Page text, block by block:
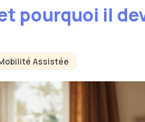
Assistée
pourquoi il